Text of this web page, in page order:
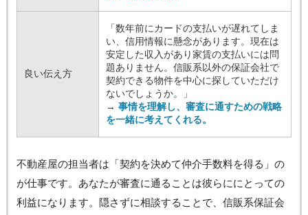
良い伝え方
「数年前にカードの支払いが遅れてしま
い、信用情報に懸念があります。現在は
安定した収入があり家賃の支払いには問
題ありません。信販系以外の保証会社で
契約できる物件を中心に探していただけ
ないでしょうか。」
→ 事情を理解し、審査に通すための戦略
を一緒に考えてくれる。
不動産屋の担当者は「契約を決めて仲介手数料を得る」の
が仕事です。あなたが審査に通ることは彼らににとっての
利益になります。隠さずに相談することで、信販系保証会